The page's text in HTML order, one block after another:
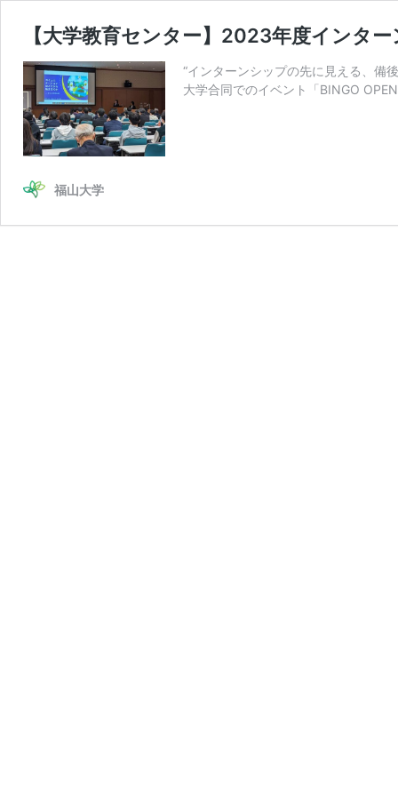
【大学教育センター】2023年度インタ
“インターンシップの先に見える、備
大学合同でのイベント「BINGO
福山大学